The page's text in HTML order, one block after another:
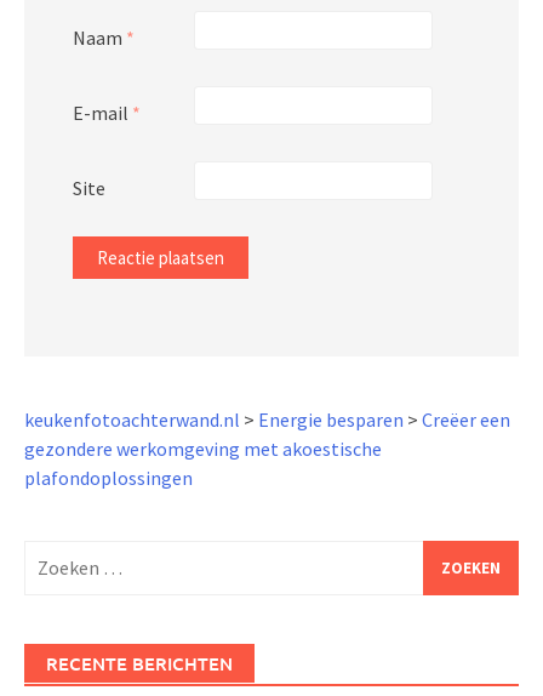
Naam *
E-mail *
Site
keukenfotoachterwand.nl > Energie besparen > Creëer een
gezondere werkomgeving met akoestische
plafondoplossingen
naar:
RECENTE BERICHTEN